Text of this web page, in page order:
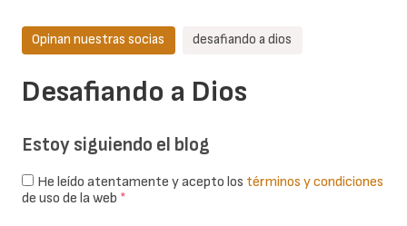
Desafiando a Dios
Opinan nuestras socias desafiando a dios
Estoy siguiendo el blog
He leído atentamente y acepto los términos y condiciones
de uso de la web *